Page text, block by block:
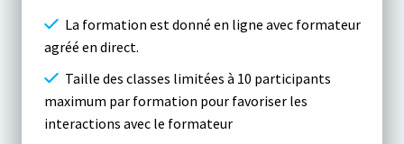
La formation est donné en ligne avec formateur
agréé en direct.
Taille des classes limitées à 10 participants
maximum par formation pour favoriser les
interactions avec le formateur